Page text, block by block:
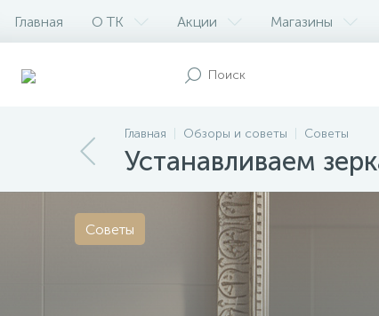
Главная О ТК Акции Магазины
Главная Обзоры и советы Советы
Устанавливаем
Советы